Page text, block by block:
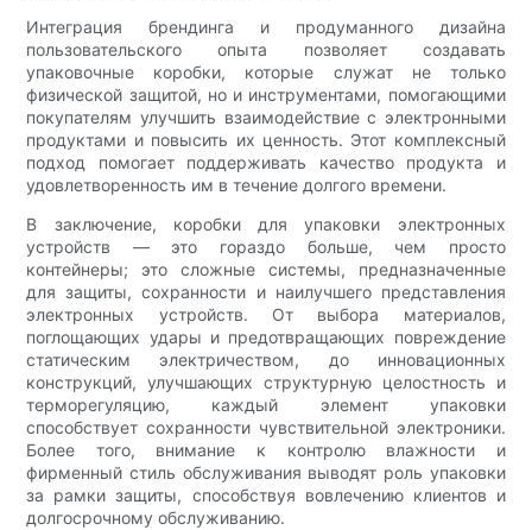
Интеграция брендинга и продуманного дизайна
пользовательского опыта позволяет создавать
упаковочные коробки, которые служат не только
физической защитой, но и инструментами, помогающими
покупателям улучшить взаимодействие с электронными
продуктами и повысить их ценность. Этот комплексный
подход помогает поддерживать качество продукта и
удовлетворенность им в течение долгого времени.
В заключение, коробки для упаковки электронных
устройств — это гораздо больше, чем просто
контейнеры; это сложные системы, предназначенные
для защиты, сохранности и наилучшего представления
электронных устройств. От выбора материалов,
поглощающих удары и предотвращающих повреждение
статическим электричеством, до инновационных
конструкций, улучшающих структурную целостность и
терморегуляцию, каждый элемент упаковки
способствует сохранности чувствительной электроники.
Более того, внимание к контролю влажности и
фирменный стиль обслуживания выводят роль упаковки
за рамки защиты, способствуя вовлечению клиентов и
долгосрочному обслуживанию.